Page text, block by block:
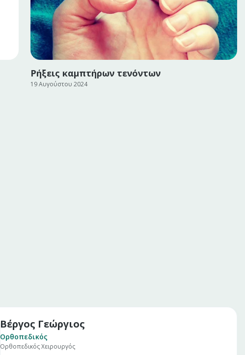
Ρήξεις καμπτήρων τενόντων
19 Αυγούστου 2024
Βέργος Γεώργιος
Ορθοπεδικός
Ορθοπεδικός Χειρουργός